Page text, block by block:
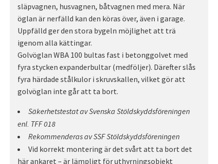
släpvagnen, husvagnen, båtvagnen med mera. När
öglan är nerfälld kan den köras över, även i garage.
Uppfälld ger den stora bygeln möjlighet att trä
igenom alla kättingar.
Golvöglan WBA 100 bultas fast i betonggolvet med
fyra stycken expanderbultar (medföljer). Därefter slås
fyra härdade stålkulor i skruvskallen, vilket gör att
golvöglan inte går att ta bort.
Säkerhetstestat av Svenska Stöldskyddsföreningen
enl. TFF 018
Rekommenderas av SSF Stöldskyddsföreningen
Vid korrekt montering är det svårt att ta bort det
här ankaret – är lämpligt för uthyrningsobjekt